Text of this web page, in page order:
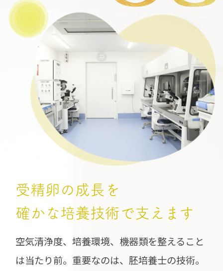
受精卵の成長を
確かな培養技術で支えます
空気清浄度、培養環境、機器類を整えること
は当たり前。重要なのは、胚培養士の技術。